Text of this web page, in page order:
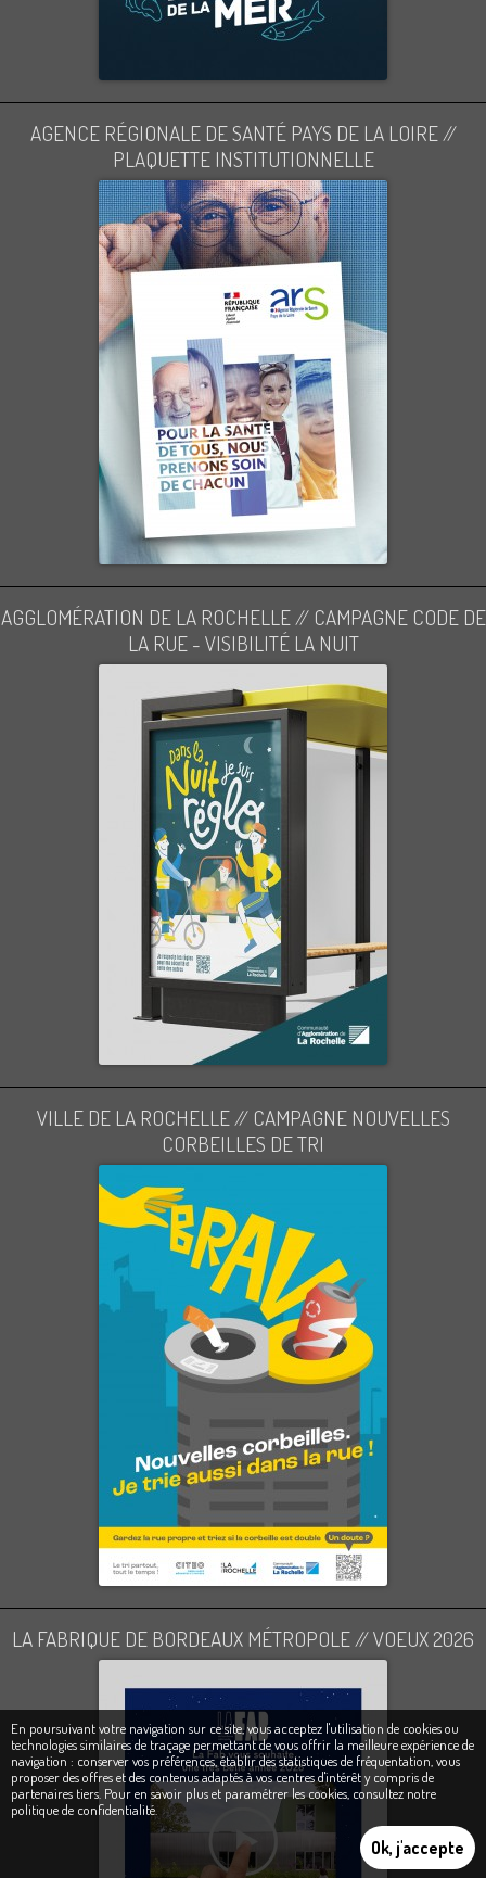
AGENCE RÉGIONALE DE SANTÉ PAYS DE LA LOIRE //
PLAQUETTE INSTITUTIONNELLE
AGGLOMÉRATION DE LA ROCHELLE // CAMPAGNE CODE DE
LA RUE - VISIBILITÉ LA NUIT
VILLE DE LA ROCHELLE // CAMPAGNE NOUVELLES
CORBEILLES DE TRI
LA FABRIQUE DE BORDEAUX MÉTROPOLE // VOEUX 2026
En poursuivant votre navigation sur ce site, vous acceptez l'utilisation de cookies ou
technologies similaires de traçage permettant de vous offrir la meilleure expérience de
navigation : conserver vos préférences, établir des statistiques de fréquentation, vous
proposer des offres et des contenus adaptés à vos centres d'intérêt y compris de
partenaires tiers. Pour en savoir plus et paramétrer les cookies, consultez notre
politique de confidentialité
Ok, j'accepte